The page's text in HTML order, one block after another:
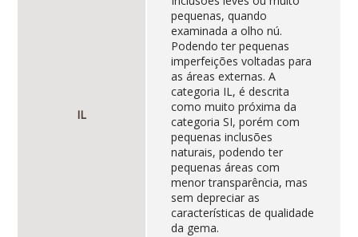
IL
pequenas, quando
examinada a olho nú.
Podendo ter pequenas
imperfeições voltadas para
as áreas externas. A
categoria IL, é descrita
como muito próxima da
categoria SI, porém com
pequenas inclusões
naturais, podendo ter
pequenas áreas com
menor transparência, mas
sem depreciar as
características de qualidade
da gema.